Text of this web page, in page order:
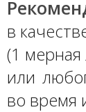
в
(1
или
во время